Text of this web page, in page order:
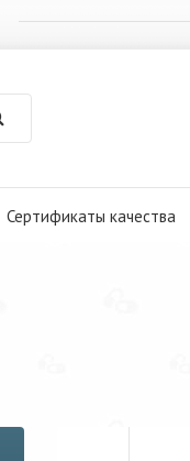
Сертификаты качества